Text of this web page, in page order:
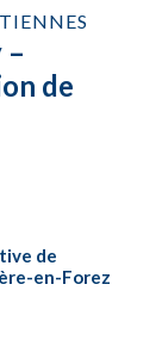
–
de
de
en-Forez